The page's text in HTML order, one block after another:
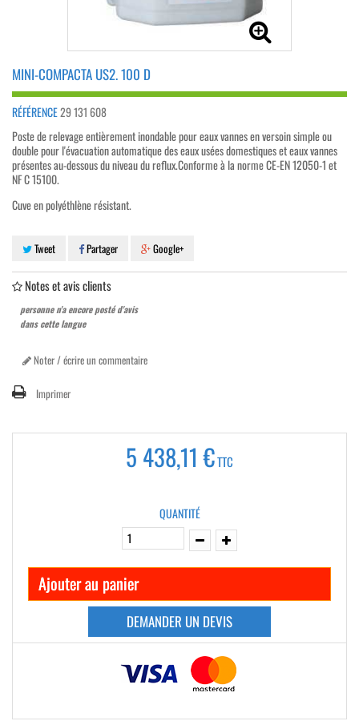
MINI-COMPACTA US2. 100 D
RÉFÉRENCE29 131 608
Poste de relevage entièrement inondable pour eaux vannes en versoin simple ou
double pour l'évacuation automatique des eaux usées domestiques et eaux vannes
présentes au-dessous du niveau du reflux.Conforme à la norme CE-EN 12050-1 et
NF C 15100.
Cuve en polyéthlène résistant.
Tweet Partager Google+
Notes et avis clients
personne n'a encore posté d'avis
dans cette langue
Noter / écrire un commentaire
Imprimer
5 438,11 €TTC
QUANTITÉ
Ajouter au panier
DEMANDER UN DEVIS